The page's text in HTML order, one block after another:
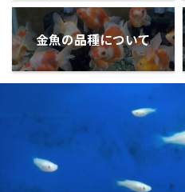
金魚の品種について